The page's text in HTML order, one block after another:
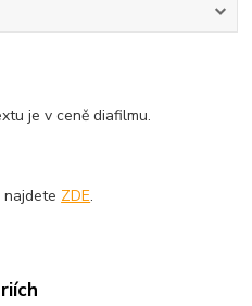
je v ceně diafilmu.
ZDE.